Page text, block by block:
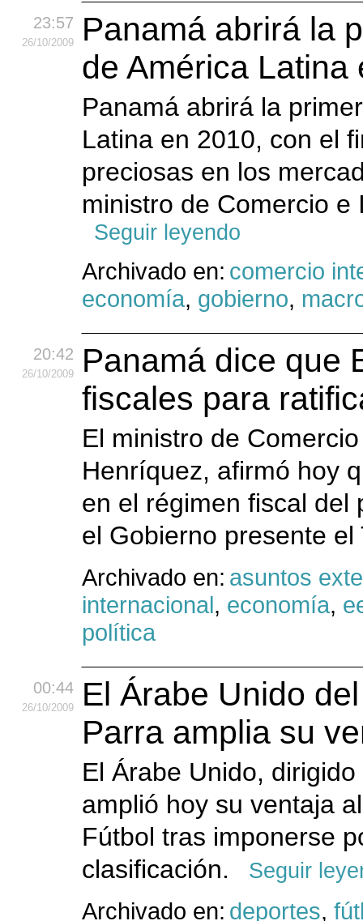
23:57
26/10/2009
Panamá abrirá la
de América Latina
Panamá abrirá la
Latina en 2010, con el
preciosas en los
ministro de Comercio
Seguir leyendo
Archivado en: comercio
economía, gobierno,
20:42
26/10/2009
Panamá dice que
fiscales para
El ministro de
Henríquez, afirmó hoy
en el régimen fiscal del
el Gobierno presente
Archivado en: asuntos
internacional, economía,
política
00:44
26/10/2009
El Árabe Unido
Parra amplia su
El Árabe Unido,
amplió hoy su ventaja
Fútbol tras imponerse
clasificación.
Seguir
Archivado en: deportes,